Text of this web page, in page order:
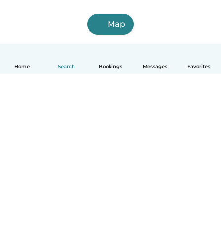
Home Search Bookings Messages Favorites
Map